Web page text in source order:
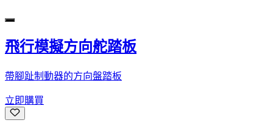
飛行模擬方向舵踏板
帶腳趾制動器的方向盤踏板
立即購買